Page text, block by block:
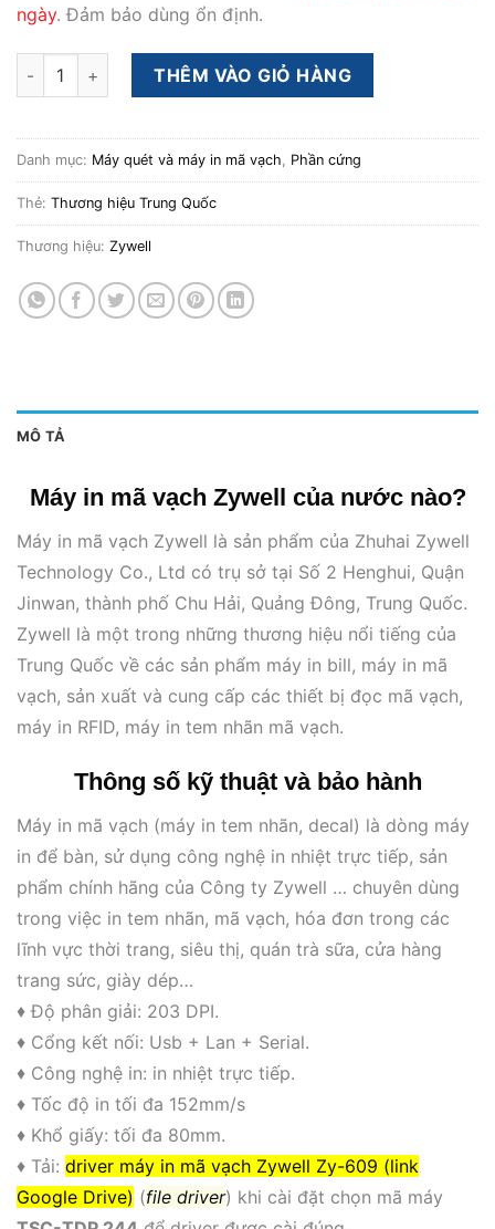
ngày. Đảm bảo dùng ổn định.
Máy in mã vạch khổ 80mm Zywell Zy609 số lượng
THÊM VÀO GIỎ HÀNG
Danh mục: Máy quét và máy in mã vạch Phần cứng
Thẻ: Thương hiệu Trung Quốc
Thương hiệu: Zywell
MÔ TẢ
Máy in mã vạch Zywell của nước nào?
Máy in mã vạch Zywell là sản phẩm của Zhuhai Zywell
Technology Co., Ltd có trụ sở tại Số 2 Henghui, Quận
Jinwan, thành phố Chu Hải, Quảng Đông, Trung Quốc.
Zywell là một trong những thương hiệu nổi tiếng của
Trung Quốc về các sản phẩm máy in bill, máy in mã
vạch, sản xuất và cung cấp các thiết bị đọc mã vạch,
máy in RFID, máy in tem nhãn mã vạch.
Thông số kỹ thuật và bảo hành
Máy in mã vạch (máy in tem nhãn, decal) là dòng máy
in để bàn, sử dụng công nghệ in nhiệt trực tiếp, sản
phẩm chính hãng của Công ty Zywell … chuyên dùng
trong việc in tem nhãn, mã vạch, hóa đơn trong các
lĩnh vực thời trang, siêu thị, quán trà sữa, cửa hàng
trang sức, giày dép…
♦ Độ phân giải: 203 DPI.
♦ Cổng kết nối: Usb + Lan + Serial.
♦ Công nghệ in: in nhiệt trực tiếp.
♦ Tốc độ in tối đa 152mm/s
♦ Khổ giấy: tối đa 80mm.
♦ Tải: driver máy in mã vạch Zywell Zy-609 (link
Google Drive) (file driver) khi cài đặt chọn mã máy